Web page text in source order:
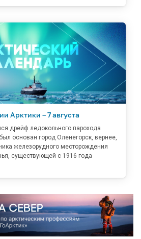
Арктики – 7 августа
дрейф ледокольного парохода
основан город Оленегорск, вернее,
железорудного месторождения
существующей с 1916 года